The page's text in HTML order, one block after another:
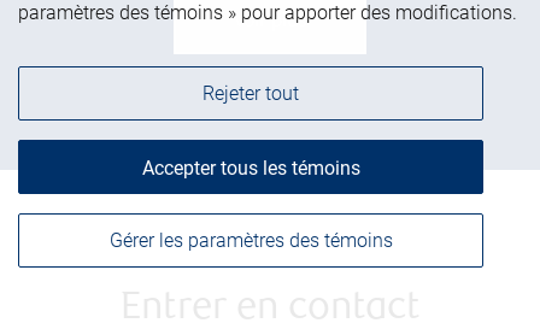
Voir plus
paramètres des témoins » pour apporter des modifications.
Gérer les paramètres des témoins
Rejeter tout
Accepter tous les témoins